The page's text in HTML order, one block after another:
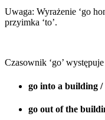
Uwaga: Wyrażenie ‘go
przyimka ‘to’.
Czasownik ‘go’
go into a building /
go out ofthe